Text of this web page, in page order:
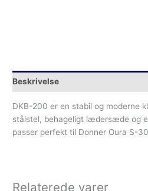
Beskrivelse
DKB-200 er en stabil og moderne
stålstel, behageligt lædersæde og
passer perfekt til Donner Oura S-
Relaterede varer